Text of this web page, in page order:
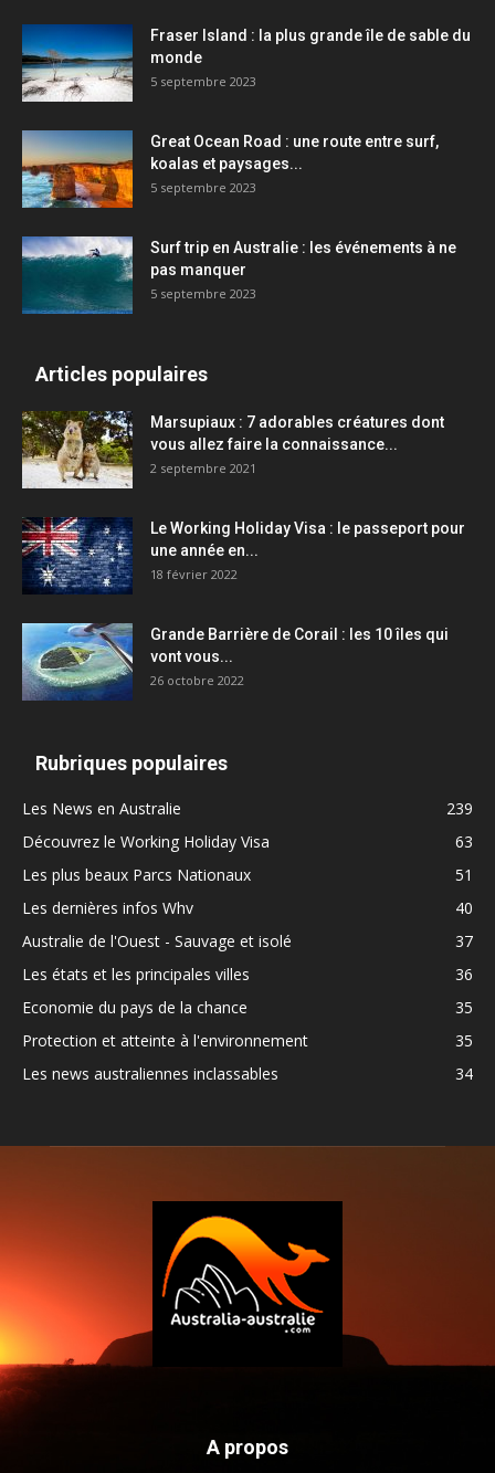
Fraser Island : la plus grande île de sable du
monde
5 septembre 2023
Great Ocean Road : une route entre surf,
koalas et paysages...
5 septembre 2023
Surf trip en Australie : les événements à ne
pas manquer
5 septembre 2023
Articles populaires
Marsupiaux : 7 adorables créatures dont
vous allez faire la connaissance...
2 septembre 2021
Le Working Holiday Visa : le passeport pour
une année en...
18 février 2022
Grande Barrière de Corail : les 10 îles qui
vont vous...
26 octobre 2022
Rubriques populaires
Les News en Australie
239
Découvrez le Working Holiday Visa
63
Les plus beaux Parcs Nationaux
51
Les dernières infos Whv
40
Australie de l'Ouest - Sauvage et isolé
37
Les états et les principales villes
36
Economie du pays de la chance
35
Protection et atteinte à l'environnement
35
Les news australiennes inclassables
34
A propos